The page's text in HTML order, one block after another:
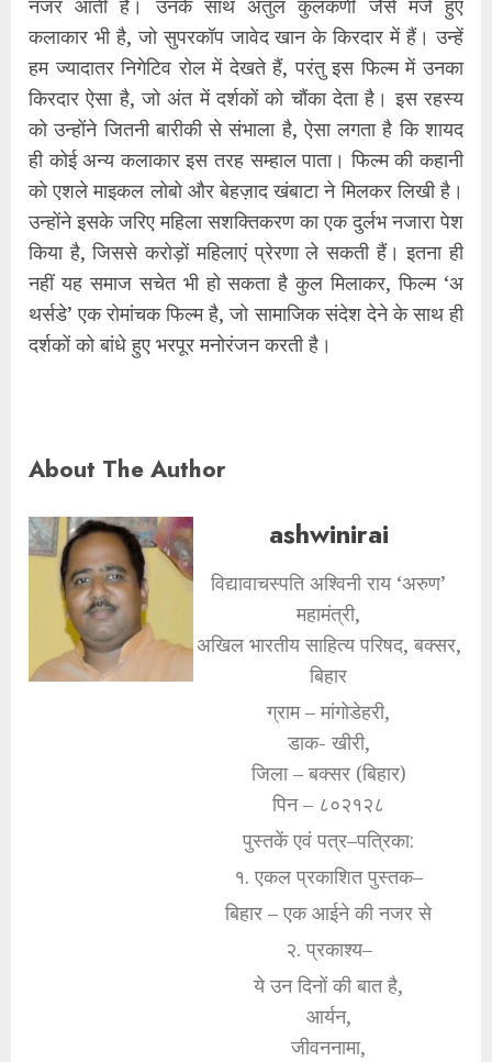
कलाकार भी है, जो सुपरकॉप जावेद खान के किरदार में हैं। उन्हें
हम ज्यादातर निगेटिव रोल में देखते हैं, परंतु इस फिल्म में उनका
किरदार ऐसा है, जो अंत में दर्शकों को चौंका देता है। इस रहस्य
को उन्होंने जितनी बारीकी से संभाला है, ऐसा लगता है कि शायद
ही कोई अन्य कलाकार इस तरह सम्हाल पाता। फिल्म की कहानी
को एशले माइकल लोबो और बेहज़ाद खंबाटा ने मिलकर लिखी है।
उन्होंने इसके जरिए महिला सशक्तिकरण का एक दुर्लभ नजारा पेश
किया है, जिससे करोड़ों महिलाएं प्रेरणा ले सकती हैं। इतना ही
नहीं यह समाज सचेत भी हो सकता है कुल मिलाकर, फिल्म ‘अ
थर्सडे’ एक रोमांचक फिल्म है, जो सामाजिक संदेश देने के साथ ही
दर्शकों को बांधे हुए भरपूर मनोरंजन करती है।
About The Author
ashwinirai
विद्यावाचस्पति अश्विनी राय ‘अरुण’
महामंत्री,
अखिल भारतीय साहित्य परिषद, बक्सर,
बिहार
ग्राम – मांगोडेहरी,
डाक- खीरी,
जिला – बक्सर (बिहार)
पिन – ८०२१२८
पुस्तकें एवं पत्र–पत्रिका:
१. एकल प्रकाशित पुस्तक–
बिहार – एक आईने की नजर से
२. प्रकाश्य–
ये उन दिनों की बात है,
आर्यन,
जीवननामा,